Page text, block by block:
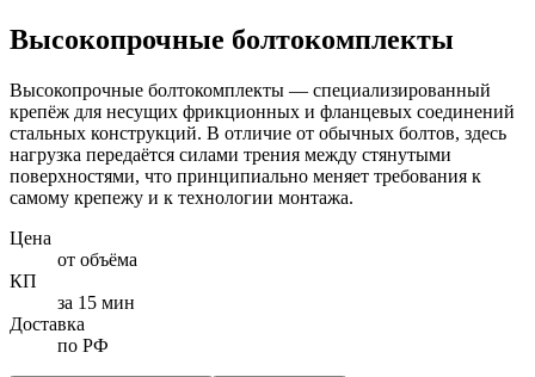
Высокопрочные болтокомплекты
Высокопрочные болтокомплекты — специализированный
крепёж для несущих фрикционных и фланцевых соединений
стальных конструкций. В отличие от обычных болтов, здесь
нагрузка передаётся силами трения между стянутыми
поверхностями, что принципиально меняет требования к
самому крепежу и к технологии монтажа.
Цена
от объёма
КП
за 15 мин
Доставка
по РФ